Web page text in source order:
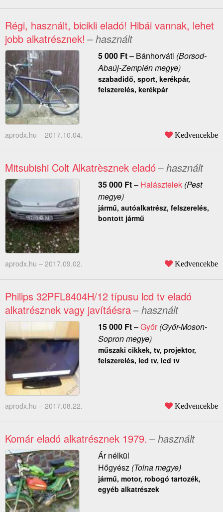
Régi, használt, bicikli eladó! Hibái vannak, lehet
jobb alkatrésznek! – használt
5 000 Ft– Bánhorváti (Borsod-
Abaúj-Zemplén megye)
szabadidő, sport, kerékpár,
felszerelés, kerékpár
aprodx.hu – 2017.10.04. Kedvencekbe
Mitsubishi Colt Alkatrèsznek eladó– használt
35 000 Ft– Halásztelek(Pest
megye)
jármű, autóalkatrész, felszerelés,
bontott jármű
aprodx.hu – 2017.09.02. Kedvencekbe
Philips 32PFL8404H/12 típusu lcd tv eladó
alkatrésznek vagy javítáésra– használt
15 000 Ft–Győr(Győr-Moson-
Sopron megye)
műszaki cikkek, tv, projektor,
felszerelés, led tv, lcd tv
aprodx.hu – 2017.08.22. Kedvencekbe
Komár eladó alkatrésznek 1979. – használt
Ár nélkül
Hőgyész(Tolna megye)
jármű, motor, robogó tartozék,
egyéb alkatrészek